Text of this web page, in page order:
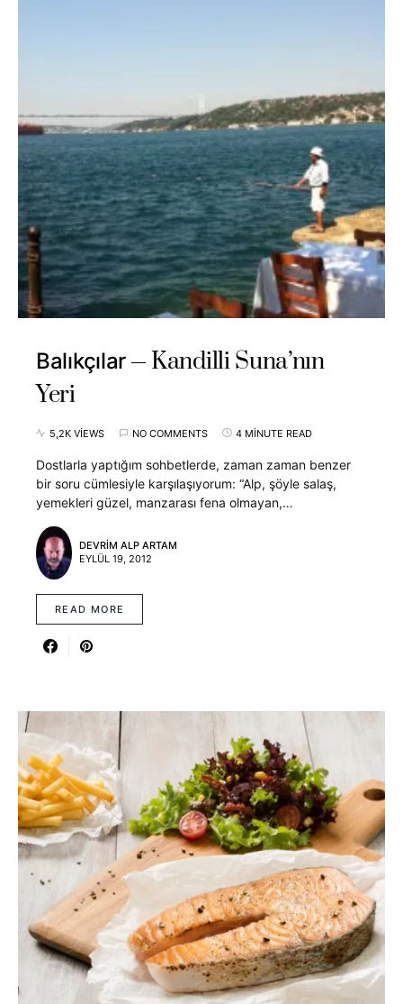
Balıkçılar
Kandilli Suna’nın
Yeri
5,2K VIEWS NO COMMENTS 4 MINUTE READ
Dostlarla yaptığım sohbetlerde, zaman zaman benzer
bir soru cümlesiyle karşılaşıyorum: “Alp, şöyle salaş,
yemekleri güzel, manzarası fena olmayan,…
DEVRIM ALP ARTAM
EYLÜL 19, 2012
READ MORE